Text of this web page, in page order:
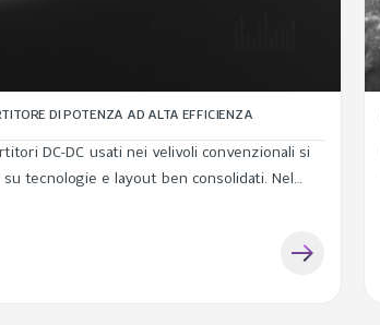
DI POTENZA AD ALTA EFFICIENZA
DC-DC usati nei velivoli convenzionali si
su tecnologie e layout ben consolidati. Nel